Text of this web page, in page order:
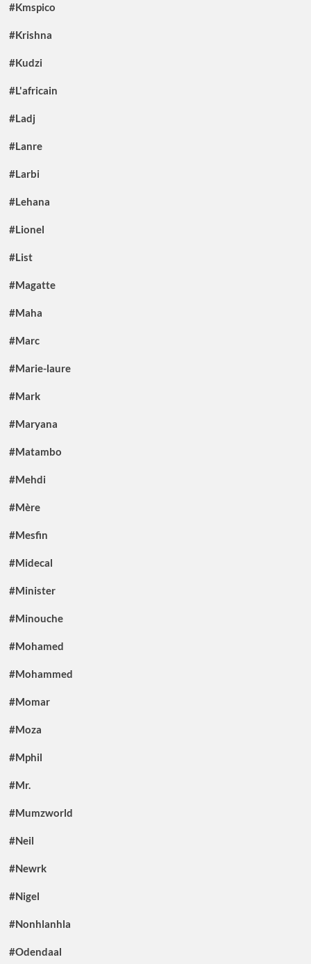
#Kmspico
#Krishna
#Kudzi
#L'africain
#Ladj
#Lanre
#Larbi
#Lehana
#Lionel
#List
#Magatte
#Maha
#Marc
#Marie-laure
#Mark
#Maryana
#Matambo
#Mehdi
#Mère
#Mesfin
#Midecal
#Minister
#Minouche
#Mohamed
#Mohammed
#Momar
#Moza
#Mphil
#Mr.
#Mumzworld
#Neil
#Newrk
#Nigel
#Nonhlanhla
#Odendaal